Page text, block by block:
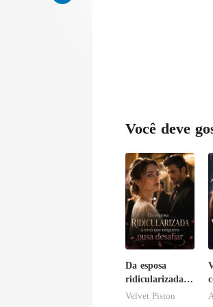
Você deve
Da esposa
ridicularizada à
irmã que
Velvet Piston